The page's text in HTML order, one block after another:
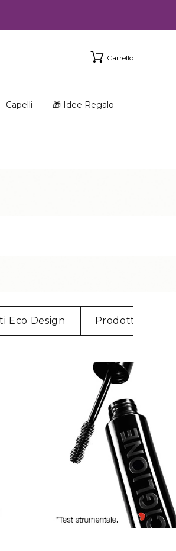
Carrello
Capelli 🎁 Idee Regalo
Eco Design Prodotti